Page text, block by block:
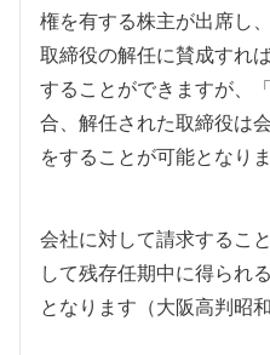
権を有する株主が出席し
取締役の解任に賛成すれ
することができますが、
合、解任された取締役は
をすることが可能となり
会社に対して請求するこ
して残存任期中に得られ
となります（大阪高判昭